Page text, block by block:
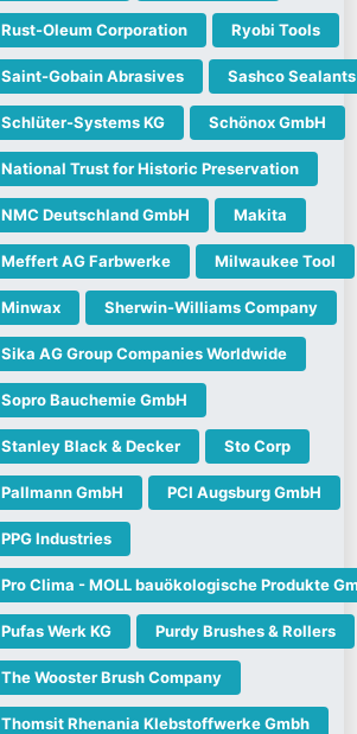
Rust-Oleum Corporation Ryobi Tools
Saint-Gobain Abrasives Sashco Sealants
Schlüter-Systems KG Schönox GmbH
National Trust for Historic Preservation
NMC Deutschland GmbH Makita
Meffert AG Farbwerke Milwaukee Tool
Minwax Sherwin-Williams Company
Sika AG Group Companies Worldwide
Sopro Bauchemie GmbH
Stanley Black & Decker Sto Corp
Pallmann GmbH PCI Augsburg GmbH
PPG Industries
Pro Clima - MOLL bauökologische Produkte
Pufas Werk KG Purdy Brushes & Rollers
The Wooster Brush Company
Thomsit Rhenania Klebstoffwerke Gmbh